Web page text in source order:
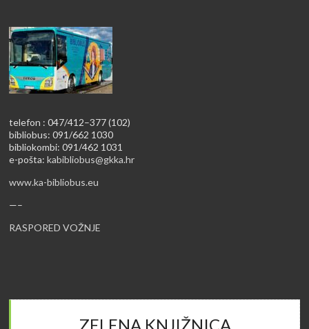
telefon : 047/412–377 (102)
bibliobus: 091/662 1030
bibliokombi: 091/462 1031
e-pošta:kabibliobus@gkka.hr
www.ka-bibliobus.eu
—–
RASPORED VOŽNJE
ZELENA KNJIŽNICA